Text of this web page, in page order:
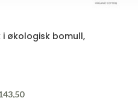
i økologisk bomull,